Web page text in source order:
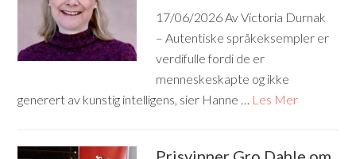
17/06/2026Av Victoria Durnak
– Autentiske språkeksempler er
verdifulle fordi de er
menneskeskapte og ikke
generert av kunstig intelligens, sier Hanne … Les Mer